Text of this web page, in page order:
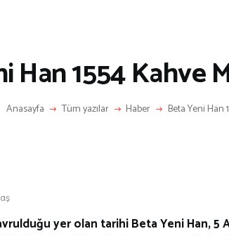
Han 1554 Kahve
Anasayfa Tüm yazılar Haber Beta Yeni Han
yer olan tarihi Beta Yeni Han, 5